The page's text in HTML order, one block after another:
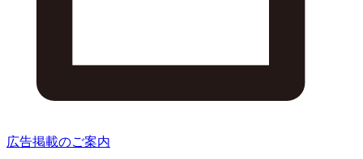
広告掲載のご案内